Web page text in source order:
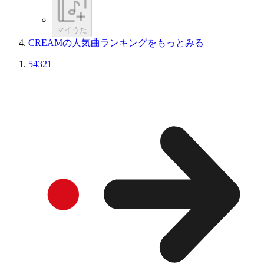
マイうた
CREAMの人気曲ランキングをもっとみる
54321